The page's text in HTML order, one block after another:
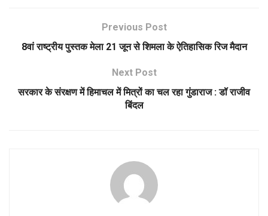
Previous Post
8वां राष्ट्रीय पुस्तक मेला 21 जून से शिमला के ऐतिहासिक रिज मैदान
Next Post
सरकार के संरक्षण में हिमाचल में मित्रों का चल रहा गुंडाराज : डॉ राजीव
बिंदल